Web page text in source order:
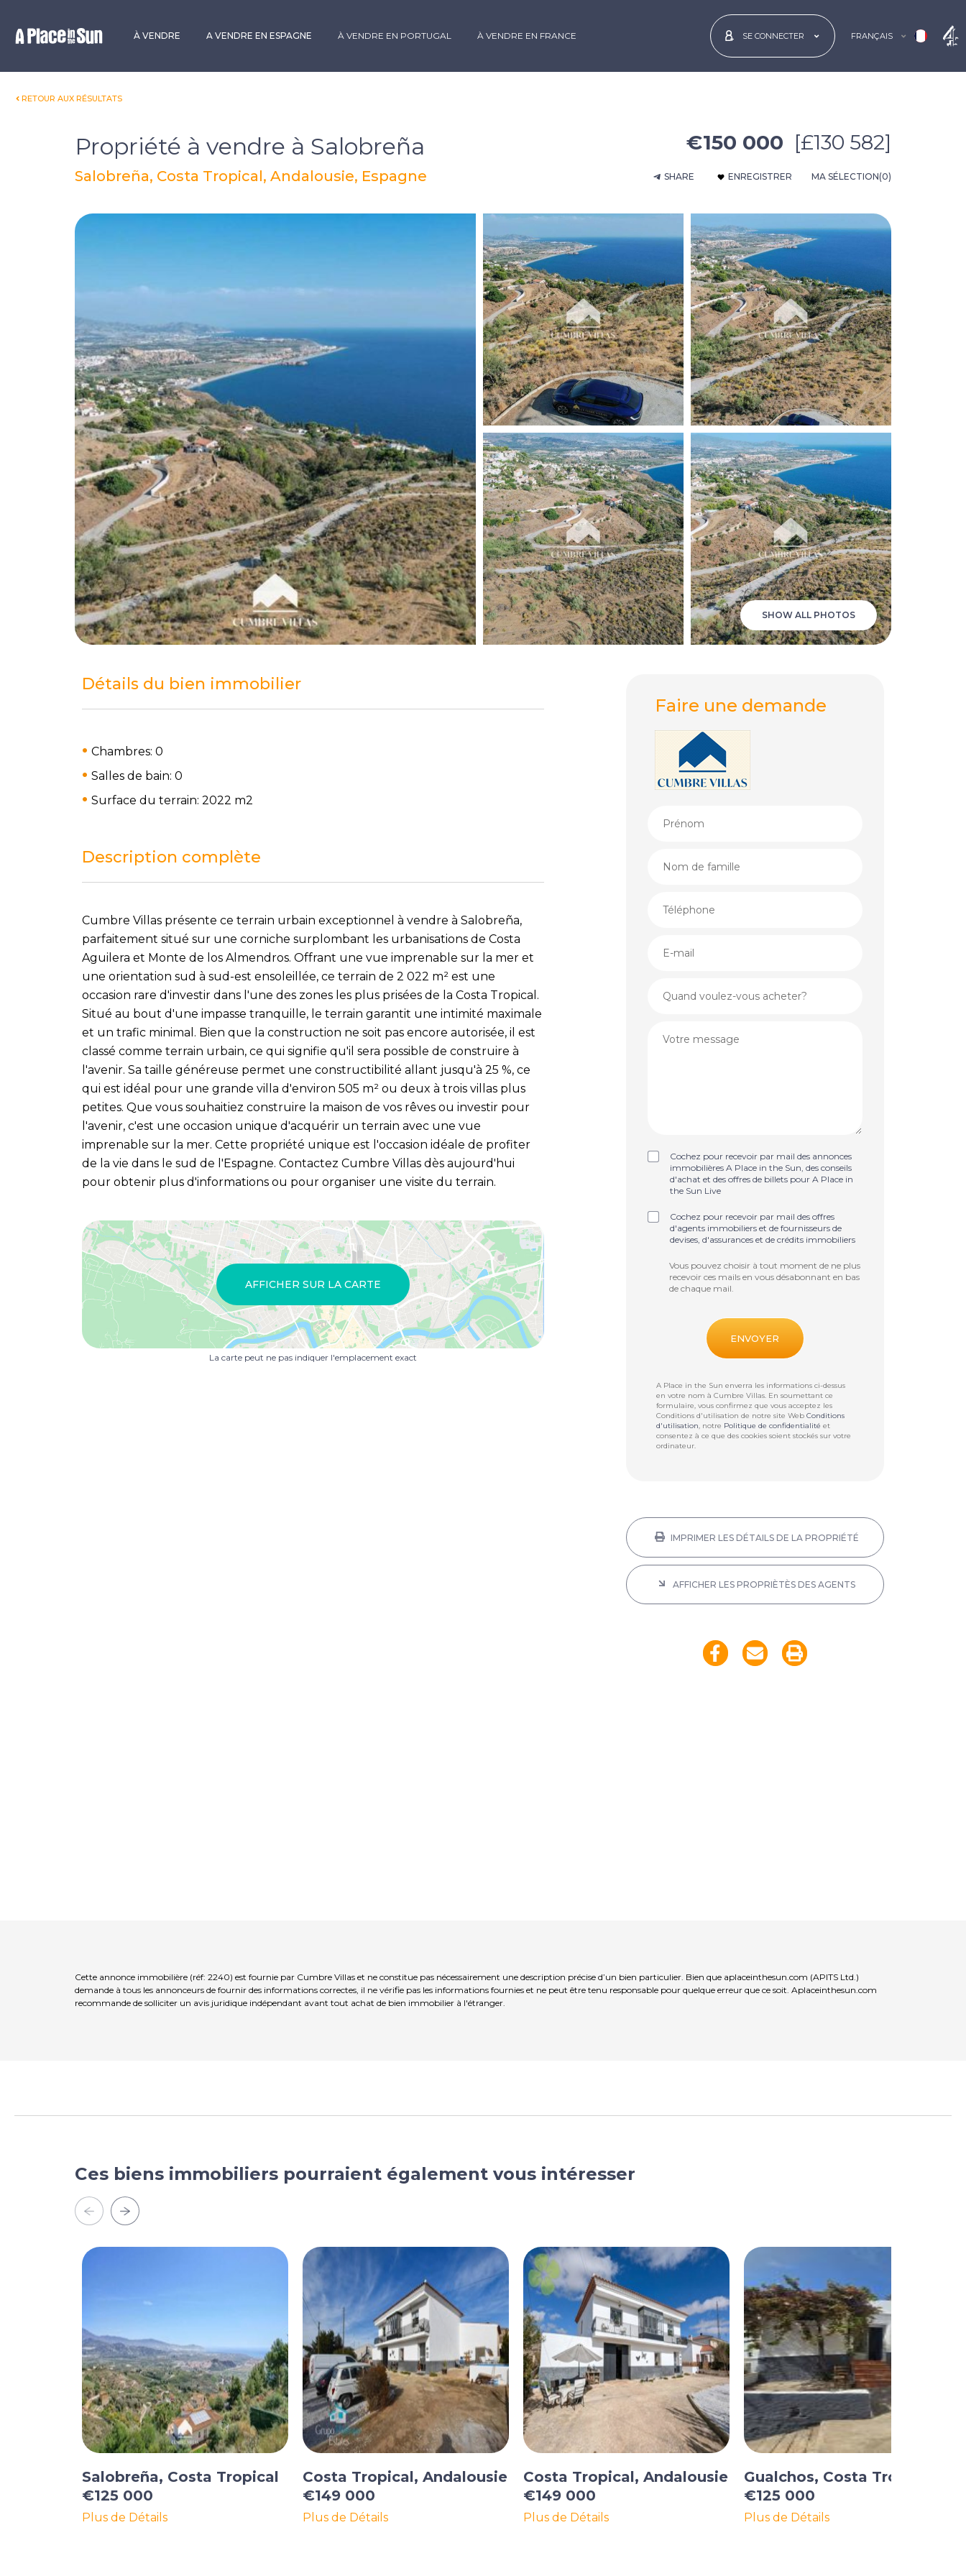
À VENDRE A VENDRE EN ESPAGNE À VENDRE EN PORTUGAL À VENDRE EN FRANCE SE CONNECTER FRANÇAIS
RETOUR AUX RÉSULTATS
Propriété à vendre à Salobreña
Salobreña, Costa Tropical, Andalousie, Espagne
€150 000 [£130 582]
SHARE ENREGISTRER MA SÉLECTION(0)
SHOW ALL PHOTOS
Détails du bien immobilier
Chambres: 0
Salles de bain: 0
Surface du terrain: 2022 m2
Description complète
Cumbre Villas présente ce terrain urbain exceptionnel à vendre à Salobreña,
parfaitement situé sur une corniche surplombant les urbanisations de Costa
Aguilera et Monte de los Almendros. Offrant une vue imprenable sur la mer et
une orientation sud à sud-est ensoleillée, ce terrain de 2 022 m² est une
occasion rare d'investir dans l'une des zones les plus prisées de la Costa Tropical.
Situé au bout d'une impasse tranquille, le terrain garantit une intimité maximale
et un trafic minimal. Bien que la construction ne soit pas encore autorisée, il est
classé comme terrain urbain, ce qui signifie qu'il sera possible de construire à
l'avenir. Sa taille généreuse permet une constructibilité allant jusqu'à 25 %, ce
qui est idéal pour une grande villa d'environ 505 m² ou deux à trois villas plus
petites. Que vous souhaitiez construire la maison de vos rêves ou investir pour
l'avenir, c'est une occasion unique d'acquérir un terrain avec une vue
imprenable sur la mer. Cette propriété unique est l'occasion idéale de profiter
de la vie dans le sud de l'Espagne. Contactez Cumbre Villas dès aujourd'hui
pour obtenir plus d'informations ou pour organiser une visite du terrain.
AFFICHER SUR LA CARTE
La carte peut ne pas indiquer l'emplacement exact
Faire une demande
Cochez pour recevoir par mail des annonces
immobilières A Place in the Sun, des conseils
d'achat et des offres de billets pour A Place in
the Sun Live
Cochez pour recevoir par mail des offres
d'agents immobiliers et de fournisseurs de
devises, d'assurances et de crédits immobiliers
Vous pouvez choisir à tout moment de ne plus
recevoir ces mails en vous désabonnant en bas
de chaque mail.
A Place in the Sun enverra les informations ci-dessus
en votre nom àCumbre Villas. En soumettant ce
formulaire, vous confirmez que vous acceptez les
Conditions d'utilisation de notre site WebConditions
d'utilisation, notre Politique de confidentialité et
consentez à ce que des cookies soient stockés sur votre
ordinateur.
IMPRIMER LES DÉTAILS DE LA PROPRIÉTÉ
AFFICHER LES PROPRIÈTÈS DES AGENTS
Cette annonce immobilière (réf: 2240) est fournie par Cumbre Villas et ne constitue pas nécessairement une description précise d’un bien particulier. Bien que aplaceinthesun.com (APITS Ltd.)
demande à tous les annonceurs de fournir des informations correctes, il ne vérifie pas les informations fournies et ne peut être tenu responsable pour quelque erreur que ce soit. Aplaceinthesun.com
recommande de solliciter un avis juridique indépendant avant tout achat de bien immobilier à l'étranger.
Ces biens immobiliers pourraient également vous intéresser
Salobreña, Costa Tropical
€125 000
Plus de Détails
Costa Tropical, Andalousie
€149 000
Plus de Détails
Costa Tropical, Andalousie
€149 000
Plus de Détails
Gualchos, Costa Tropical
€125 000
Plus de Détails